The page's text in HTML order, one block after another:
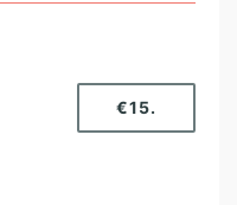
€15.